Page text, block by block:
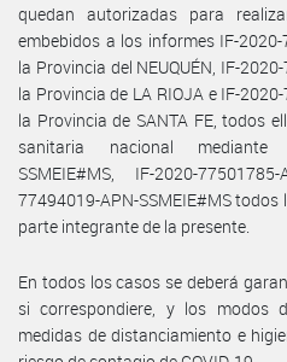
quedan autorizadas para
embebidos a los informes IF-
la Provincia del NEUQUÉN, IF-
la Provincia de LA RIOJA e IF-
la Provincia de SANTA FE, todos
sanitaria nacional mediante
SSMEIE#MS, IF-2020-
77494019-APN-SSMEIE#MS
parte integrante de la presente.
En todos los casos se deberá
si correspondiere, y los modos
medidas de distanciamiento e